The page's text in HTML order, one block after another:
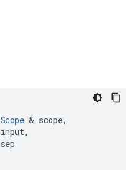
Scope & scope,
input,
sep